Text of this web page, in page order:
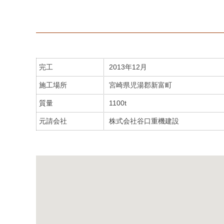
完工 2013年12月
施工場所 宮崎県児湯郡新富町
質量 1100t
元請会社 株式会社谷口重機建設